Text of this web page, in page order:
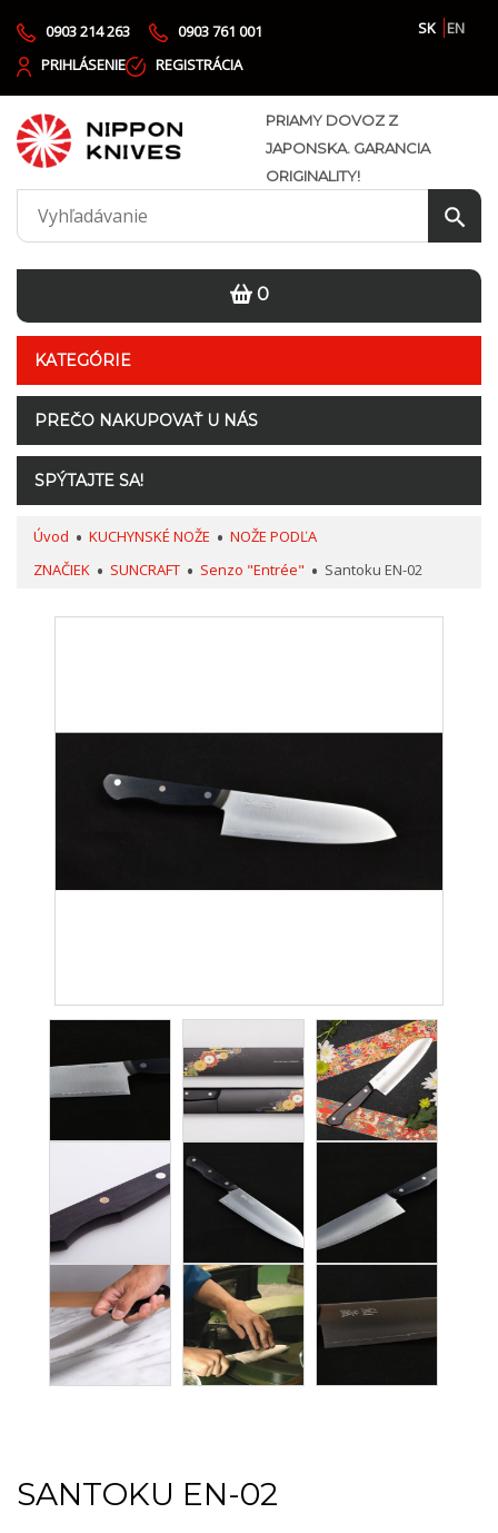
0903 214 263 0903 761 001 SK EN
PRIHLÁSENIE
REGISTRÁCIA
PRIAMY DOVOZ Z
JAPONSKA. GARANCIA
ORIGINALITY!
0
KATEGÓRIE
PREČO NAKUPOVAŤ U NÁS
SPÝTAJTE SA!
Úvod KUCHYNSKÉ NOŽE
NOŽE PODĽA
ZNAČIEK
SUNCRAFT Senzo "Entrée" Santoku EN-02
SANTOKU EN-02